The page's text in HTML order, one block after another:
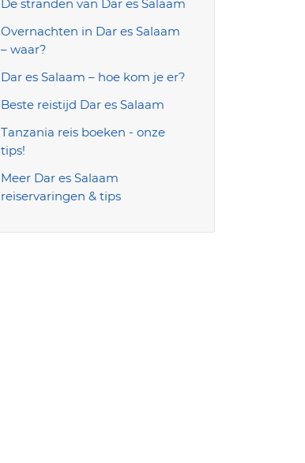
De stranden van Dar es Salaam
Overnachten in Dar es Salaam
– waar?
Dar es Salaam – hoe kom je er?
Beste reistijd Dar es Salaam
Tanzania reis boeken - onze
tips!
Meer Dar es Salaam
reiservaringen & tips